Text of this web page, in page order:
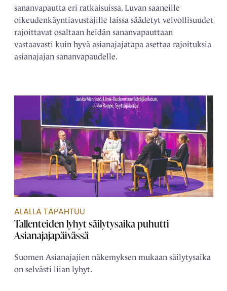
sananvapautta eri ratkaisuissa. Luvan saaneille
oikeudenkäyntiavustajille laissa säädetyt velvollisuudet
rajoittavat osaltaan heidän sananvapauttaan
vastaavasti kuin hyvä asianajajatapa asettaa rajoituksia
asianajajan sananvapaudelle.
ALALLA TAPAHTUU
Tallenteiden lyhyt säilytysaika puhutti
Asianajajapäivässä
Suomen Asianajajien näkemyksen mukaan säilytysaika
on selvästi liian lyhyt.